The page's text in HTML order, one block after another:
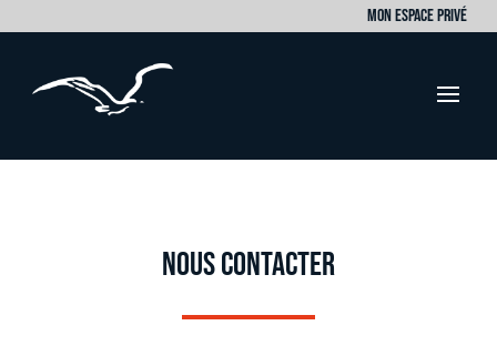
MON ESPACE PRIVÉ
NOUS CONTACTER